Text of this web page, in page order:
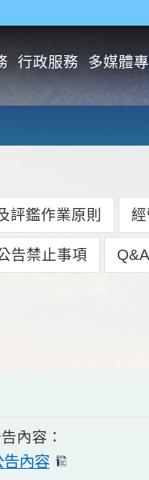
行政服務 多媒體
評鑑作業原則
告禁止事項 Q&A
內容：
告內容